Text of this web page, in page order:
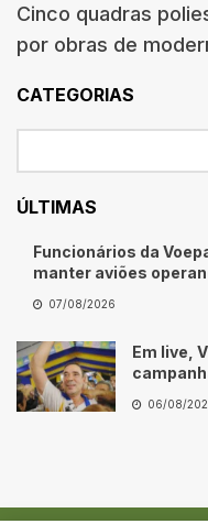
Cinco quadras
por obras de
CATEGORIAS
ÚLTIMAS
Funcionários da
manter aviões
07/08/2026
Em live,
06/08/